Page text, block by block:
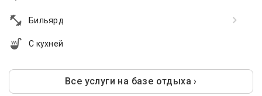
Бильярд
С кухней
Все услуги на базе отдыха ›